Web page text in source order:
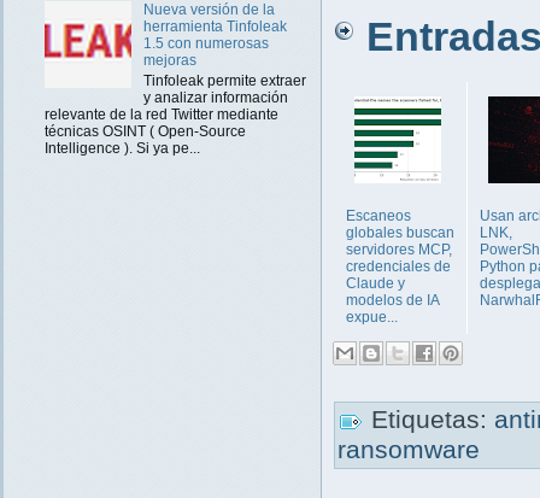
Nueva versión de la
herramienta Tinfoleak
1.5 con numerosas
mejoras
Tinfoleak permite extraer
y analizar información
relevante de la red Twitter mediante
técnicas OSINT ( Open-Source
Intelligence ). Si ya pe...
Entradas
Escaneos
globales buscan
servidores MCP,
credenciales de
Claude y
modelos de IA
expue...
Usan
LNK,
Python
Etiquetas:
ransomware